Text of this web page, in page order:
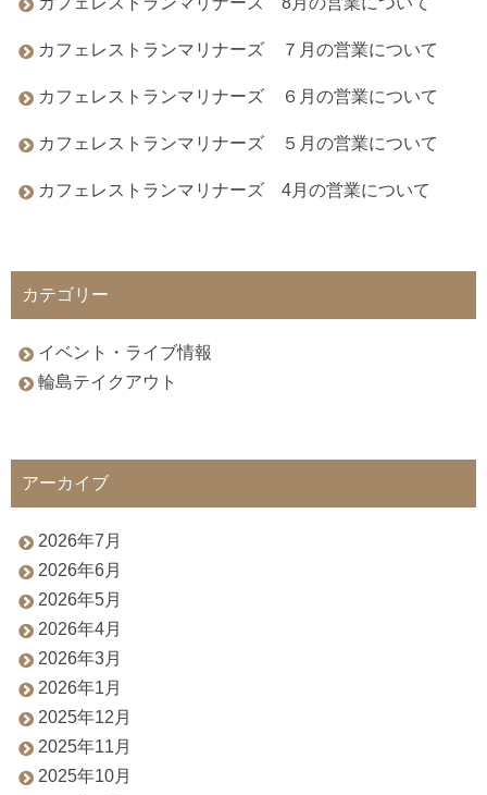
カフェレストランマリナーズ ７月の営業について
カフェレストランマリナーズ ６月の営業について
カフェレストランマリナーズ ５月の営業について
カフェレストランマリナーズ 4月の営業について
カテゴリー
イベント・ライブ情報
輪島テイクアウト
アーカイブ
2026年7月
2026年6月
2026年5月
2026年4月
2026年3月
2026年1月
2025年12月
2025年11月
2025年10月